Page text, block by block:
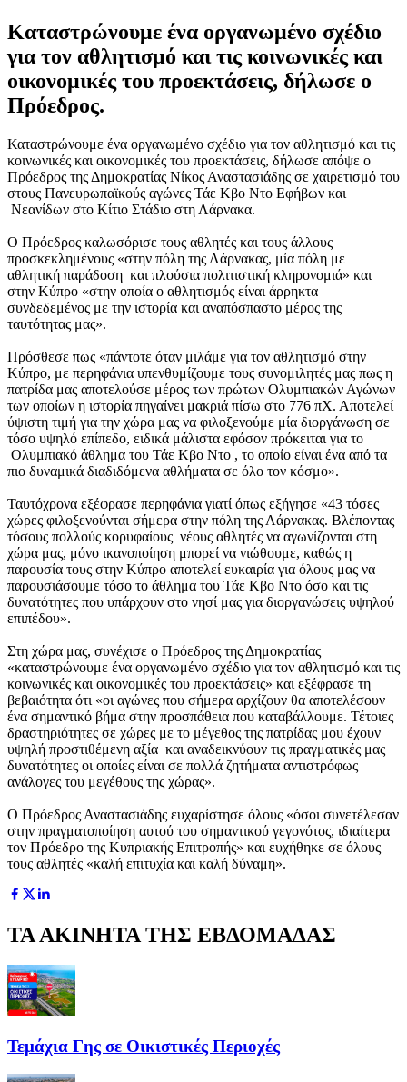
Καταστρώνουμε ένα οργανωμένο σχέδιο
για τον αθλητισμό και τις κοινωνικές και
οικονομικές του προεκτάσεις, δήλωσε o
Πρόεδρος.
Καταστρώνουμε ένα οργανωμένο σχέδιο για τον αθλητισμό και τις
κοινωνικές και οικονομικές του προεκτάσεις, δήλωσε απόψε ο
Πρόεδρος της Δημοκρατίας Νίκος Αναστασιάδης σε χαιρετισμό του
στους Πανευρωπαϊκούς αγώνες Τάε Κβο Ντο Εφήβων και
Νεανίδων στο Κίτιο Στάδιο στη Λάρνακα.
Ο Πρόεδρος καλωσόρισε τους αθλητές και τους άλλους
προσκεκλημένους «στην πόλη της Λάρνακας, μία πόλη με
αθλητική παράδοση και πλούσια πολιτιστική κληρονομιά» και
στην Κύπρο «στην οποία ο αθλητισμός είναι άρρηκτα
συνδεδεμένος με την ιστορία και αναπόσπαστο μέρος της
ταυτότητας μας».
Πρόσθεσε πως «πάντοτε όταν μιλάμε για τον αθλητισμό στην
Κύπρο, με περηφάνια υπενθυμίζουμε τους συνομιλητές μας πως η
πατρίδα μας αποτελούσε μέρος των πρώτων Ολυμπιακών Αγώνων
των οποίων η ιστορία πηγαίνει μακριά πίσω στο 776 πΧ. Αποτελεί
ύψιστη τιμή για την χώρα μας να φιλοξενούμε μία διοργάνωση σε
τόσο υψηλό επίπεδο, ειδικά μάλιστα εφόσον πρόκειται για το
Ολυμπιακό άθλημα του Τάε Κβο Ντο , το οποίο είναι ένα από τα
πιο δυναμικά διαδιδόμενα αθλήματα σε όλο τον κόσμο».
Ταυτόχρονα εξέφρασε περηφάνια γιατί όπως εξήγησε «43 τόσες
χώρες φιλοξενούνται σήμερα στην πόλη της Λάρνακας. Βλέποντας
τόσους πολλούς κορυφαίους νέους αθλητές να αγωνίζονται στη
χώρα μας, μόνο ικανοποίηση μπορεί να νιώθουμε, καθώς η
παρουσία τους στην Κύπρο αποτελεί ευκαιρία για όλους μας να
παρουσιάσουμε τόσο το άθλημα του Τάε Κβο Ντο όσο και τις
δυνατότητες που υπάρχουν στο νησί μας για διοργανώσεις υψηλού
επιπέδου».
Στη χώρα μας, συνέχισε ο Πρόεδρος της Δημοκρατίας
«καταστρώνουμε ένα οργανωμένο σχέδιο για τον αθλητισμό και τις
κοινωνικές και οικονομικές του προεκτάσεις» και εξέφρασε τη
βεβαιότητα ότι «οι αγώνες που σήμερα αρχίζουν θα αποτελέσουν
ένα σημαντικό βήμα στην προσπάθεια που καταβάλλουμε. Τέτοιες
δραστηριότητες σε χώρες με το μέγεθος της πατρίδας μου έχουν
υψηλή προστιθέμενη αξία και αναδεικνύουν τις πραγματικές μας
δυνατότητες οι οποίες είναι σε πολλά ζητήματα αντιστρόφως
ανάλογες του μεγέθους της χώρας».
Ο Πρόεδρος Αναστασιάδης ευχαρίστησε όλους «όσοι συνετέλεσαν
στην πραγματοποίηση αυτού του σημαντικού γεγονότος, ιδιαίτερα
τον Πρόεδρο της Κυπριακής Επιτροπής» και ευχήθηκε σε όλους
τους αθλητές «καλή επιτυχία και καλή δύναμη».
ΤΑ ΑΚΙΝΗΤΑ ΤΗΣ ΕΒΔΟΜΑΔΑΣ
Τεμάχια Γης σε Οικιστικές Περιοχές